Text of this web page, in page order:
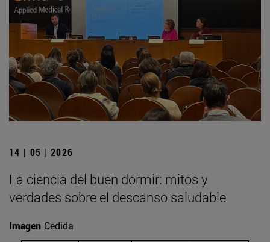
14 | 05 | 2026
La ciencia del buen dormir: mitos y
verdades sobre el descanso saludable
Imagen Cedida